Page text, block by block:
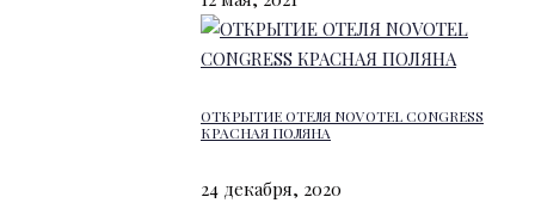
ОТКРЫТИЕ ОТЕЛЯ NOVOTEL CONGRESS
КРАСНАЯ ПОЛЯНА
24 декабря, 2020